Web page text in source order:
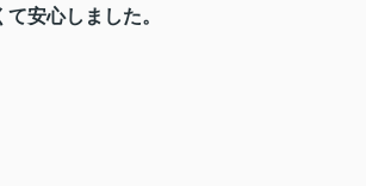
安心しました。